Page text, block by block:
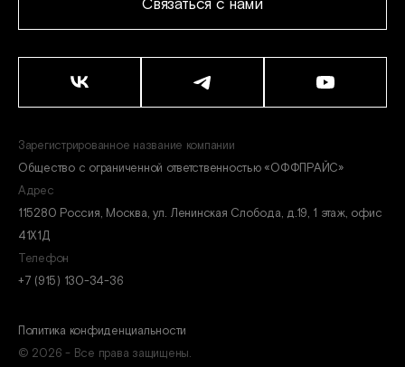
Политика конфиденциальности
© 2026 - Все права защищены.
Связаться с нами
Зарегистрированное название компании
Общество с ограниченной ответственностью «ОФФПРАЙС»
Адрес
115280 Россия, Москва, ул. Ленинская Слобода, д.19, 1 этаж, офис
41Х1Д
Телефон
+7 (915) 130-34-36